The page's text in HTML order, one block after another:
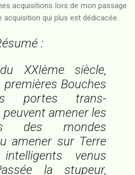
acquisitions lors de mon passage
acquisition qui plus est dédicacée.
:
XXIème siècle,
Bouches
portes trans-
amener les
des mondes
amener sur Terre
venus
la stupeur,